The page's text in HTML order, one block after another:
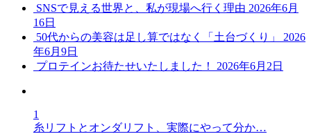
SNSで見える世界と、私が現場へ行く理由 2026年6月
16日
50代からの美容は足し算ではなく「土台づくり」
2026
年6月9日
プロテインお待たせいたしました！
2026年6月2日
1
糸リフトとオンダリフト、実際にやって分か…